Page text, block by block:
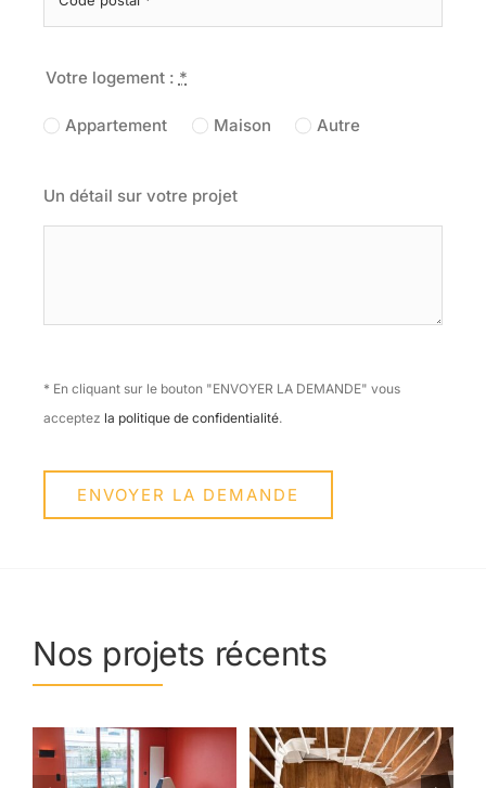
Votre logement : *
Appartement Maison Autre
Un détail sur votre projet
* En cliquant sur le bouton "ENVOYER LA DEMANDE" vous
acceptez la politique de confidentialité.
ENVOYER LA DEMANDE
Nos projets récents